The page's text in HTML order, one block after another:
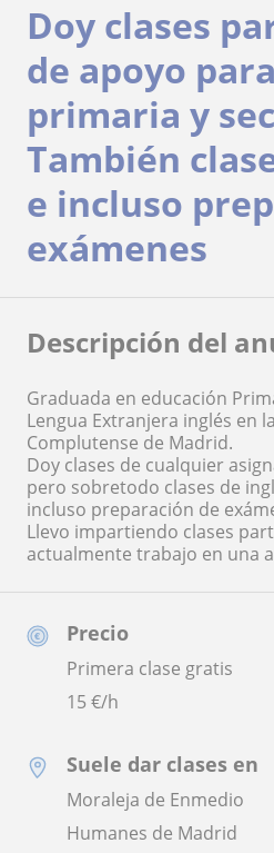
Precio
Primera clase gratis
15€/h
Suele dar clases en
Moraleja de Enmedio
Humanes de Madrid
Doy clases
de apoyo
primaria y
También
e incluso
exámenes
Descripción del
Graduada en educación
Lengua Extranjera inglés en
Complutense de Madrid.
Doy clases de cualquier
pero sobretodo clases de
incluso preparación de
Llevo impartiendo clases
actualmente trabajo en una